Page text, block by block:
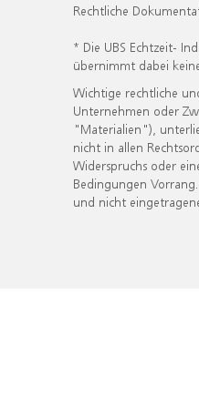
Rechtliche
* Die UBS Echtzeit-
übernimmt dabei
Wichtige rechtliche
Unternehmen oder
"Materialien"),
nicht in allen
Widerspruchs oder
Bedingungen
und nicht